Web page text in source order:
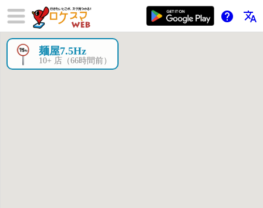
help translate
麺屋7.5Hz
10+ 店（66時間前）